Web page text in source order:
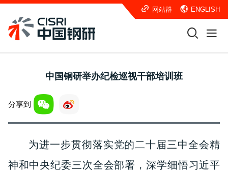
网站群 ENGLISH
中国钢研举办纪检巡视干部培训班
分享到
为进一步贯彻落实党的二十届三中全会精
神和中央纪委三次全会部署，深学细悟习近平